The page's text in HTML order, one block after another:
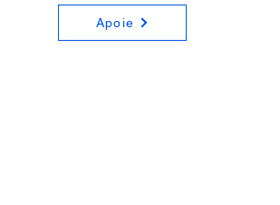
Apoie